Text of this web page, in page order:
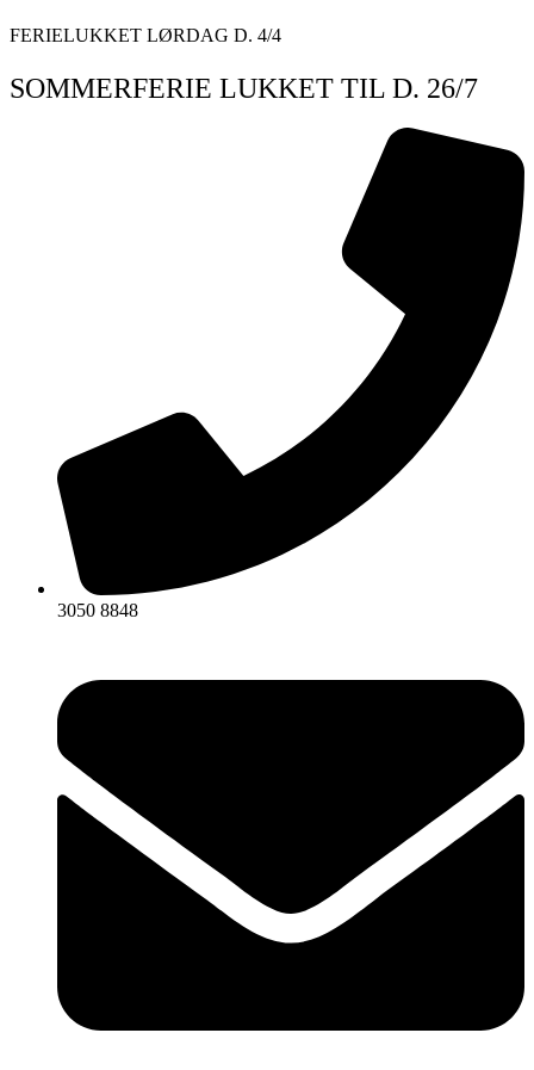
Videre
indhold
FERIELUKKET LØRDAG D. 4/4
SOMMERFERIE LUKKET TIL D. 26/7
3050 8848